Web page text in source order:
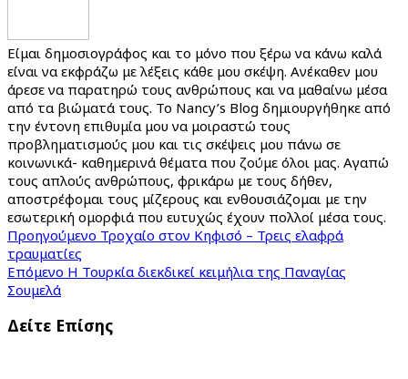
Είμαι δημοσιογράφος και το μόνο που ξέρω να κάνω καλά
είναι να εκφράζω με λέξεις κάθε μου σκέψη. Ανέκαθεν μου
άρεσε να παρατηρώ τους ανθρώπους και να μαθαίνω μέσα
από τα βιώματά τους. Το Νancy’s Βlog δημιουργήθηκε από
την έντονη επιθυμία μου να μοιραστώ τους
προβληματισμούς μου και τις σκέψεις μου πάνω σε
κοινωνικά- καθημερινά θέματα που ζούμε όλοι μας. Αγαπώ
τους απλούς ανθρώπους, φρικάρω με τους δήθεν,
αποστρέφομαι τους μίζερους και ενθουσιάζομαι με την
εσωτερική ομορφιά που ευτυχώς έχουν πολλοί μέσα τους.
Προηγούμενο Τροχαίο στον Κηφισό – Τρεις ελαφρά
τραυματίες
Επόμενο Η Τουρκία διεκδικεί κειμήλια της Παναγίας
Σουμελά
Δείτε Επίσης